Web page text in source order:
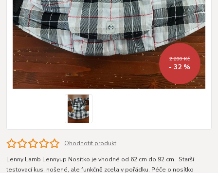
2 200 Kč
- 32 %
Ohodnotit produkt
Lenny Lamb Lennyup Nosítko je vhodné od 62 cm do 92 cm. Starší
testovací kus, nošené, ale funkčně zcela v pořádku. Péče o nosítko